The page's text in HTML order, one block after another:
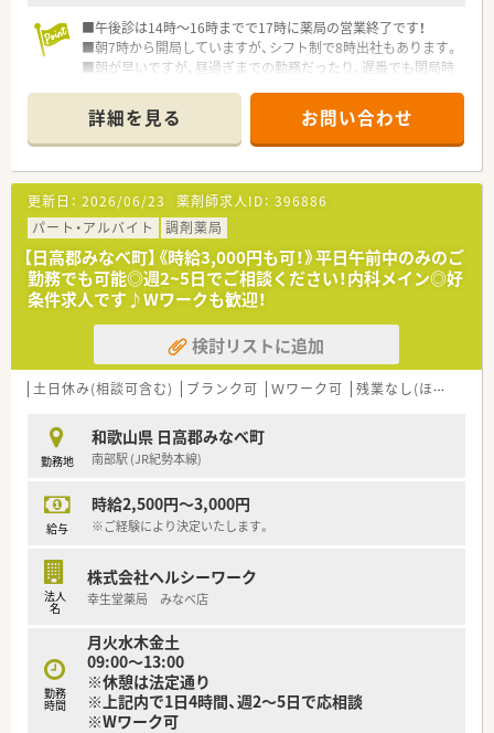
■午後診は14時～16時までで17時に薬局の営業終了です！
■朝7時から開局していますが、シフト制で8時出社もあります。
■朝が早いですが、昼過ぎまでの勤務だったり、遅番でも閉局時
■今回の募集背景はご家族さんの転勤に伴う転居での退職と、高
齢による引退での欠員補充募集です。
これまでは直近10年以上退職者が出ていない離職率の非常に
低い職場です！
詳細を見る お問い合わせ
更新日： 2026/06/23 薬剤師求人ID： 396886
パート・アルバイト
調剤薬局
【日高郡みなべ町】《時給3,000円も可！》平日午前中のみのご
勤務でも可能◎週2~5日でご相談ください！内科メイン◎好
条件求人です♪Wワークも歓迎！
検討リストに追加
土日休み(相談可含む) ブランク可 Ｗワーク可 残業なし(ほぼなし含む)
勤務地
和歌山県 日高郡みなべ町
南部駅 (JR紀勢本線)
給与
時給2,500円～3,000円
※ご経験により決定いたします。
法人
名
株式会社ヘルシーワーク
幸生堂薬局 みなべ店
勤務
時間
月火水木金土
09:00～13:00
※休憩は法定通り
※上記内で1日4時間、週2～5日で応相談
※Wワーク可